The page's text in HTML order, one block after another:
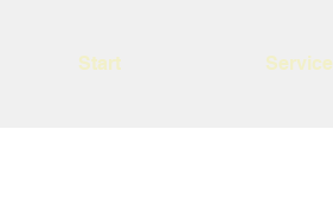
Start Service